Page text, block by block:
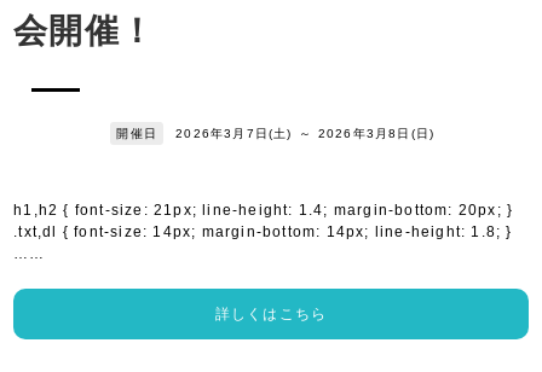
会開催！
開催日 2026年3月7日(土) ～ 2026年3月8日(日)
h1,h2 { font-size: 21px; line-height: 1.4; margin-bottom: 20px; }
.txt,dl { font-size: 14px; margin-bottom: 14px; line-height: 1.8; }
……
詳しくはこちら